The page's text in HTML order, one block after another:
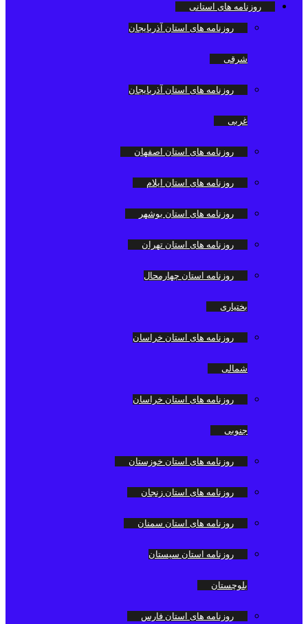
روزنامه های استانی
روزنامه های استان آذربایجان
شرقی
روزنامه های استان آذربایجان
غربی
روزنامه های استان اصفهان
روزنامه های استان ایلام
روزنامه های استان بوشهر
روزنامه های استان تهران
روزنامه استان چهارمحال
بختیاری
روزنامه های استان خراسان
شمالی
روزنامه های استان خراسان
جنوبی
روزنامه های استان خوزستان
روزنامه های استان زنجان
روزنامه های استان سمنان
روزنامه استان سیستان
بلوچستان
روزنامه های استان فارس